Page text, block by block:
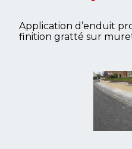
Application d’enduit
finition gratté sur